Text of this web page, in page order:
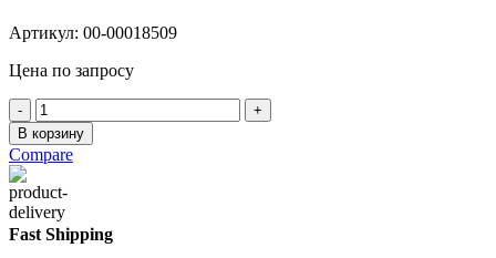
Артикул: 00-00018509
Цена по запросу
Количество
товара
Герметик
RoofComplect
Санитарный
бесцветный,
тюбик
75
В корзину
Compare
Fast Shipping